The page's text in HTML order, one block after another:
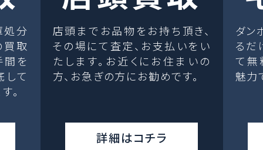
処分
取
間を
して
。
店頭までお品物をお持ち頂き、
その場にて査定、お支払いをい
たします。お近くにお住まいの
方、お急ぎの方にお勧めです。
詳細はコチラ
ダン
るだ
て無
魅力